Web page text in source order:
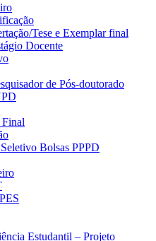
Tese e Exemplar final
Docente
de Pós-doutorado
Bolsas PPPD
Estudantil – Projeto